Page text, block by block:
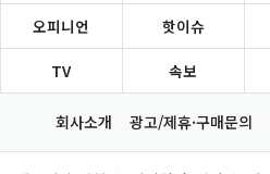
오피니언 핫이슈
TV 속보
회사소개 광고/제휴·구매문의